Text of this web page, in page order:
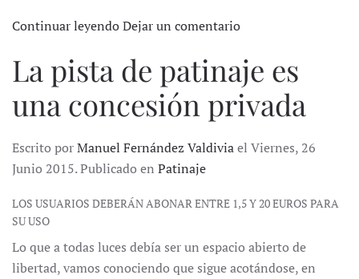
Continuar leyendoDejar un comentario
La pista de patinaje es
una concesión privada
Escrito porManuel Fernández Valdiviael Viernes, 26
Junio 2015. Publicado en Patinaje
LOS USUARIOS DEBERÁN ABONAR ENTRE 1,5 Y 20 EUROS PARA
SU USO
Lo que a todas luces debía ser un espacio abierto de
libertad, vamos conociendo que sigue acotándose, en